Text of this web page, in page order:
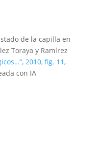
de la capilla en
Toraya y Ramírez
2010, fig. 11,
con IA